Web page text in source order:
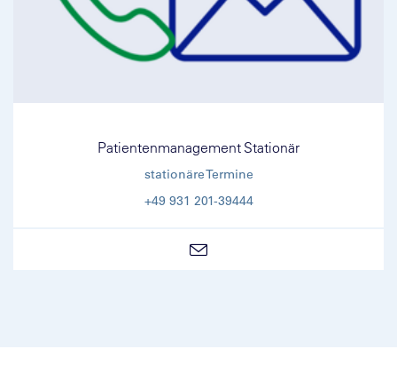
Patientenmanagement Stationär
stationäre Termine
+49 931 201-39444